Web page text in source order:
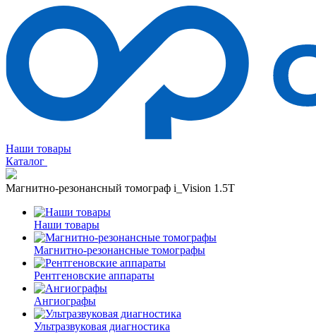
Наши товары
Каталог
Магнитно-резонансный томограф i_Vision 1.5T
Наши товары
Магнитно-резонансные томографы
Рентгеновские аппараты
Ангиографы
Ультразвуковая диагностика